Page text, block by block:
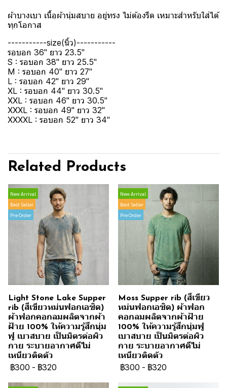
ผ้าบางเบา เนื้อผ้านุ่มสบาย อยู่ทรง ไม่ต้องรีด เหมาะสำหรับใส่ได้
ทุกโอกาส
-----------size(นิ้ว)-----------
รอบอก 36" ยาว 23.5"
S : รอบอก 38" ยาว 25.5"
M : รอบอก 40" ยาว 27"
L : รอบอก 42" ยาว 29"
XL : รอบอก 44" ยาว 30.5"
XXL : รอบอก 46" ยาว 30.5"
XXXL : รอบอก 49" ยาว 32"
XXXXL : รอบอก 52" ยาว 34"
Related Products
New Arrival
Best Seller
Pre Order
Light Stone Lake Supper
rib (สีเขียวหม่นฟอกเอซิด)
ผ้าฟอกคอกลมผลิตจากผ้า
ฝ้าย 100% ให้ความรู้สึกนุ่ม
ฟู เบาสบาย เป็นมิตรต่อผิว
กาย ระบายอากาศดีไม่
เหนียวติดตัว
฿300 - ฿320
New Arrival
Best Seller
Pre Order
Moss Supper rib (สีเขียว
หม่นฟอกเอซิด) ผ้าฟอก
คอกลมผลิตจากผ้าฝ้าย
100% ให้ความรู้สึกนุ่มฟู
เบาสบาย เป็นมิตรต่อผิว
กาย ระบายอากาศดีไม่
เหนียวติดตัว
฿300 - ฿320